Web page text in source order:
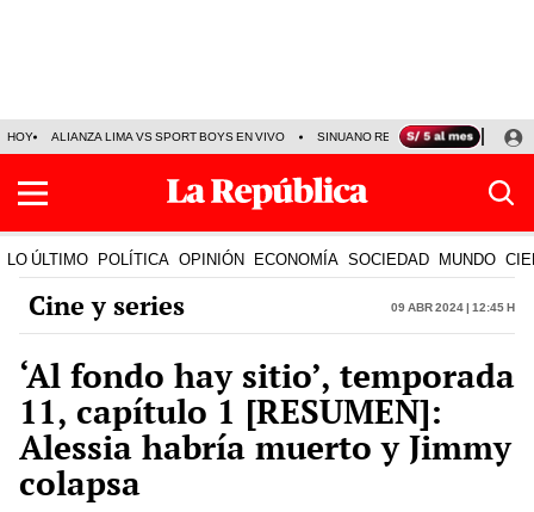
HOY ALIANZA LIMA VS SPORT BOYS EN VIVO SINUANO RESULTADOS HOY
LO ÚLTIMO POLÍTICA OPINIÓN ECONOMÍA SOCIEDAD MUNDO
Cine y series 09 Abr 2024 | 12:45 h
‘Al fondo hay sitio’, temporada
11, capítulo 1 [RESUMEN]:
Alessia habría muerto y Jimmy
colapsa